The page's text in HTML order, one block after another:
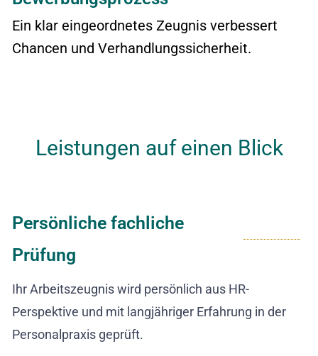
Ein klar eingeordnetes Zeugnis verbessert
Chancen und Verhandlungssicherheit.
Leistungen auf einen Blick
Persönliche fachliche
Prüfung
Ihr Arbeitszeugnis wird persönlich aus HR-
Perspektive und mit langjähriger Erfahrung in der
Personalpraxis geprüft.